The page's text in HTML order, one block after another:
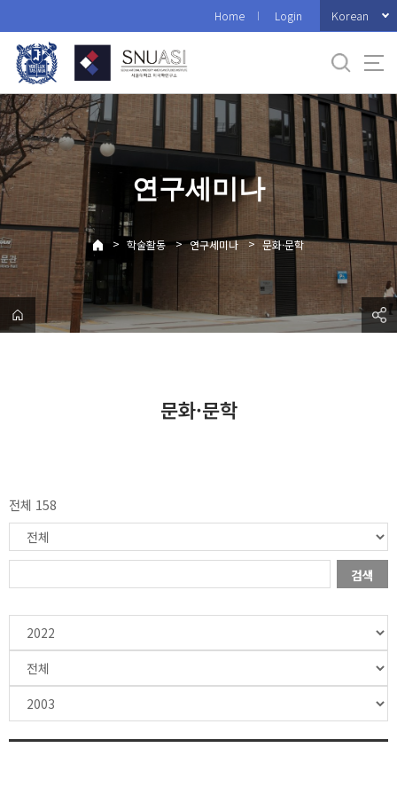
로
메
뉴
Home Login Korean
연구세미나
> 학술활동 > 연구세미나 > 문화·문학
문화·문학
전체 158
검색